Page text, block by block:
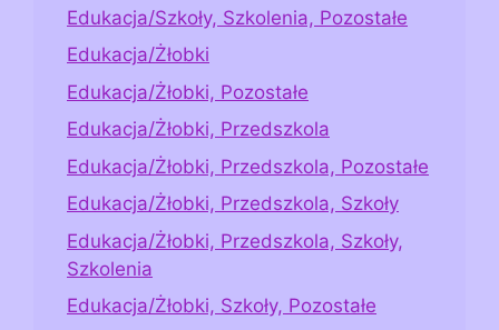
Edukacja/Szkoły, Szkolenia, Pozostałe
Edukacja/Żłobki
Edukacja/Żłobki, Pozostałe
Edukacja/Żłobki, Przedszkola
Edukacja/Żłobki, Przedszkola, Pozostałe
Edukacja/Żłobki, Przedszkola, Szkoły
Edukacja/Żłobki, Przedszkola, Szkoły,
Szkolenia
Edukacja/Żłobki, Szkoły, Pozostałe